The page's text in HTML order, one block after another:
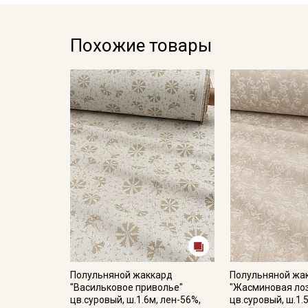
Похожие товары
Полульняной жаккард
"Васильковое приволье"
цв.суровый, ш.1.6м, лен-56%,
Полульняной
"Жасминовая
цв.суровый,